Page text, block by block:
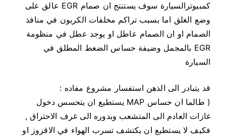
كمبيوترالسيارة سوف يستنتج ان صمام EGR عالق على
وضع الغلق اما بسبب تراكم مخلفات الكربون في منافذ
الصمام او ان الصمام عاطل او يوجد عطل في منظومة
EGR بالمجمل وضيفة حساس الضغط المطلق في
السيارة
قد يتبادر الى الذهن استفسار مشروع مفاده :
( طالما ان حساس MAP يستطيع ان يتحسس دخول
غازات العادم الى المتشعب وبدوره الى غرف الاحتراق ,
فكيف لا يستطيع ان يكتشف تسرب الهواء في الاقزوز او